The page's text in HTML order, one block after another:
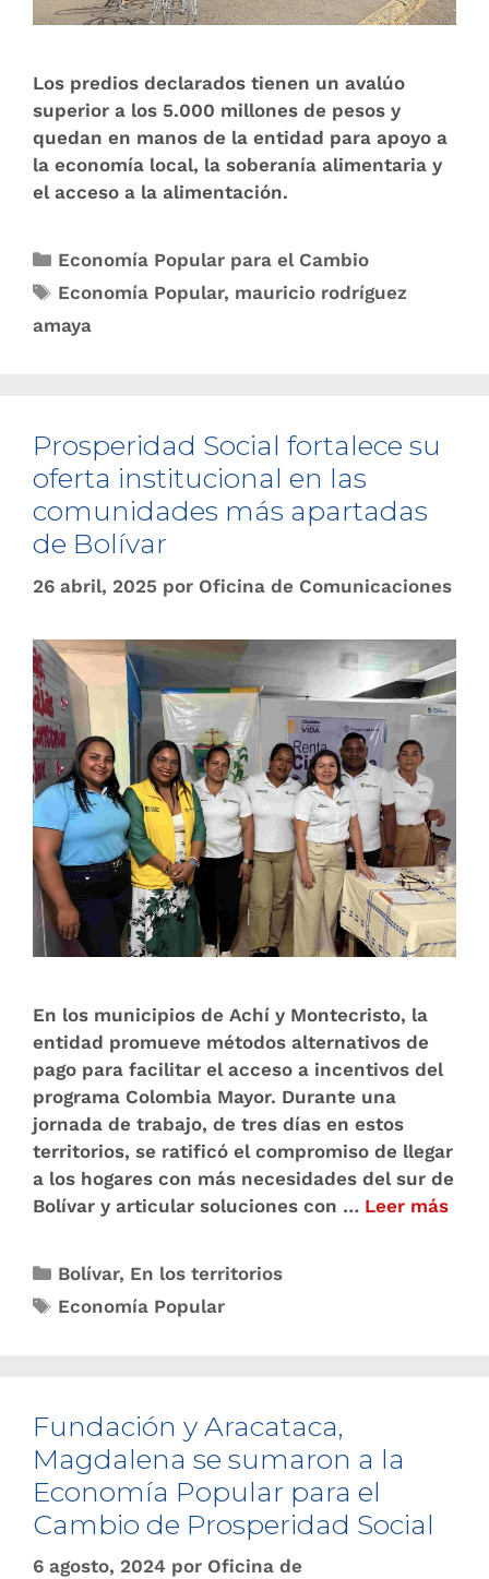
Los predios declarados tienen un avalúo
superior a los 5.000 millones de pesos y
quedan en manos de la entidad para apoyo a
la economía local, la soberanía alimentaria y
el acceso a la alimentación.
Economía Popular para el Cambio
Economía Popular, mauricio rodríguez
amaya
Prosperidad Social fortalece su
oferta institucional en las
comunidades más apartadas
de Bolívar
26 abril, 2025 por Oficina de Comunicaciones
En los municipios de Achí y Montecristo, la
entidad promueve métodos alternativos de
pago para facilitar el acceso a incentivos del
programa Colombia Mayor. Durante una
jornada de trabajo, de tres días en estos
territorios, se ratificó el compromiso de llegar
a los hogares con más necesidades del sur de
Bolívar y articular soluciones con … Leer más
Bolívar, En los territorios
Economía Popular
Fundación y Aracataca,
Magdalena se sumaron a la
Economía Popular para el
Cambio de Prosperidad Social
6 agosto, 2024 por Oficina de